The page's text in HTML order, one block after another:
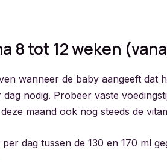
8 tot 12 weken
wanneer de baby aangeeft dat
nodig. Probeer vaste
maand ook nog steeds de
dag tussen de 130 en 170 ml